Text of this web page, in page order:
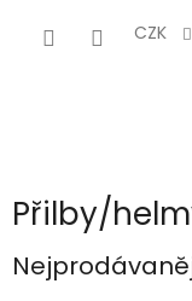
CZK
Přilby/